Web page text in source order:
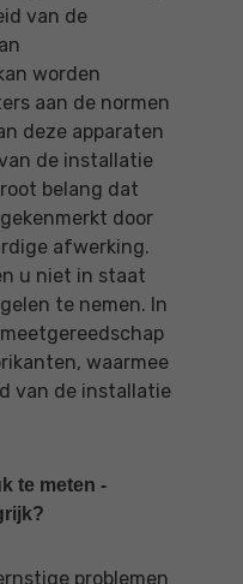
van de
worden
aan de normen
deze apparaten
de installatie
belang dat
door
afwerking.
u niet in staat
te nemen. In
waarmee
van de installatie
te meten -
problemen